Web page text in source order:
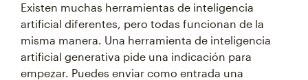
Existen muchas herramientas de inteligencia
artificial diferentes, pero todas funcionan de la
misma manera. Una herramienta de inteligencia
artificial generativa pide una indicación para
empezar. Puedes enviar como entrada una